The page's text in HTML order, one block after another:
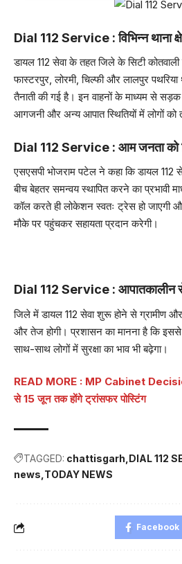
Dial 112 Service : विभिन्न थाना
डायल 112 सेवा के तहत जिले के सिटी कोतवाली
फास्टरपुर, लोरमी, चिल्फी और लालपुर पथरिया
तैनाती की गई है। इन वाहनों के माध्यम से सड़क
आगजनी और अन्य आपात स्थितियों में लोगों को
Dial 112 Service : आम जनता को
एसएसपी भोजराम पटेल ने कहा कि डायल
बीच बेहतर समन्वय स्थापित करने का प्रभावी
कॉल करते ही लोकेशन स्वतः ट्रेस हो जाएगी
मौके पर पहुंचकर सहायता प्रदान करेगी।
Dial 112 Service : आपातकालीन
जिले में डायल 112 सेवा शुरू होने से ग्रामीण
और तेज होगी। प्रशासन का मानना है कि
साथ-साथ लोगों में सुरक्षा का भाव भी बढ़ेगा।
READ MORE : MP Cabinet
से 15 जून तक होंगे ट्रांसफर पोस्टिंग
TAGGED: chattisgarh DIAL 112
news TODAY NEWS
Facebook